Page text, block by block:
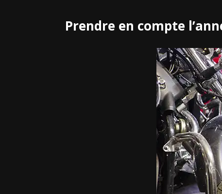
Prendre en compte